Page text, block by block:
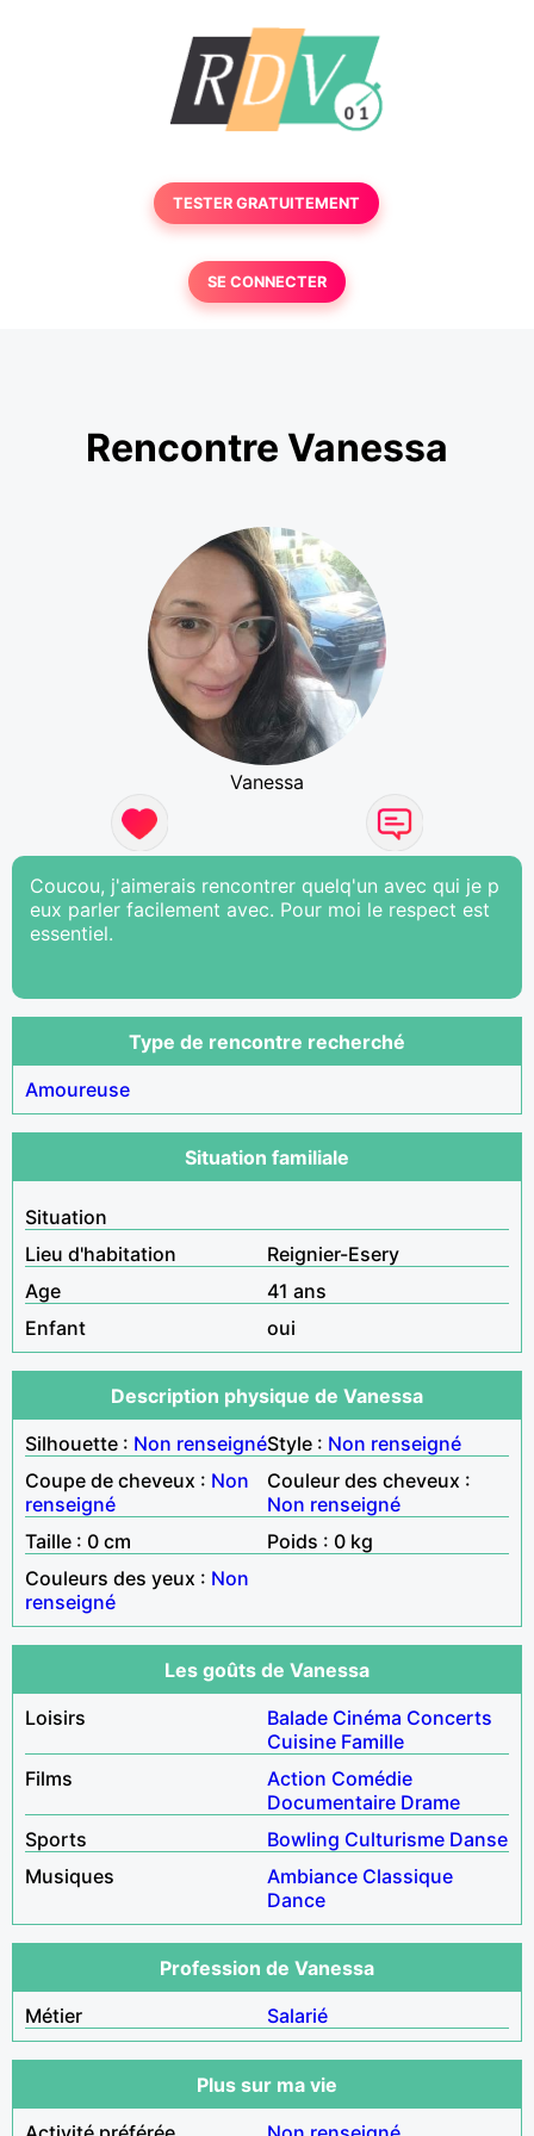
TESTER GRATUITEMENT
SE CONNECTER
Rencontre Vanessa
Vanessa
Coucou, j'aimerais rencontrer quelq'un avec qui je p
eux parler facilement avec. Pour moi le respect est
essentiel.
Type de rencontre recherché
Amoureuse
Situation familiale
Situation
Lieu d'habitation
Reignier-Esery
Age
41 ans
Enfant
oui
Description physique de Vanessa
Silhouette : Non renseignéStyle : Non renseigné
Coupe de cheveux : Non
renseigné
Couleur des cheveux :
Non renseigné
Taille : 0 cm
Poids : 0 kg
Couleurs des yeux : Non
renseigné
Les goûts de Vanessa
Loisirs
Balade Cinéma Concerts
Cuisine Famille
Films
Action Comédie
Documentaire Drame
Sports
Bowling Culturisme Danse
Musiques
Ambiance Classique
Dance
Profession de Vanessa
Métier
Salarié
Plus sur ma vie